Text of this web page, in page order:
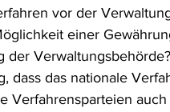
vor der
einer
der Verwaltungsbehörde?
dass das nationale
Verfahrensparteien